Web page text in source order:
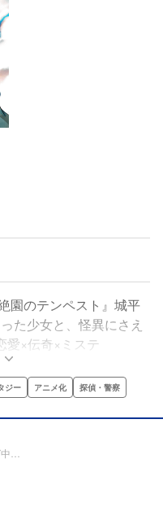
園のテンペスト』城平
た少女と、怪異にさえ
愛×伝奇×ミステ
少女・岩永琴子が一目
にさえ恐れられる男だ
事件と、その恋の行
ジー アニメ化 探偵・警察
…